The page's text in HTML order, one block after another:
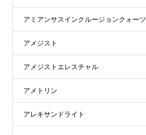
アミアンサスインクルージョンクォーツ
アメジスト
アメジストエレスチャル
アメトリン
アレキサンドライト